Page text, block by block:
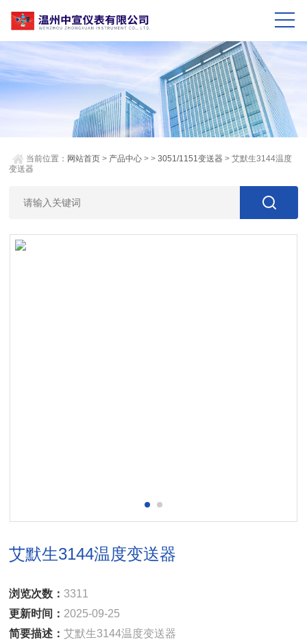
当前位置： 网站首页 > 产品中心 > >3051/1151变送器 > 艾默生3144温度
变送器
艾默生3144温度变送器
浏览次数：3311
更新时间： 2025-09-25
简要描述：艾默生3144温度变送器